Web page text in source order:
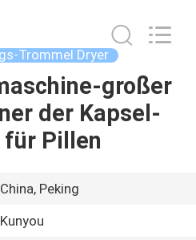
Trommel Dryer
großer
der Kapsel-
für Pillen
China, Peking
Kunyou